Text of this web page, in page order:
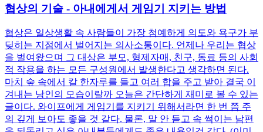
협상의 기술 - 아내에게서 게임기 지키는 방법
협상은 일상생활 속 사람들이 가장 첨예하게 의도와 욕구가 부
딪히는 지점에서 벌어지는 의사소통이다. 언제나 우리는 협상
을 벌여왔으며 그 대상은 부모, 형제자매, 친구, 동료 등의 사회
적 작용을 하는 모든 구성원에서 발생한다고 생각하면 된다.
마치 숲 속에서 칼 한자루를 들고 여러 합을 주고 받아 결국 이
겨내는 낭인의 모습이랄까 오늘은 간단하게 재미로 볼 수 있는
글이다. 와이프에게 게임기를 지키기 위해서라면 한 번 쯤 주
의 깊게 보아도 좋을 것 같다. 물론, 말 안 듣고 속 썩이는 남편